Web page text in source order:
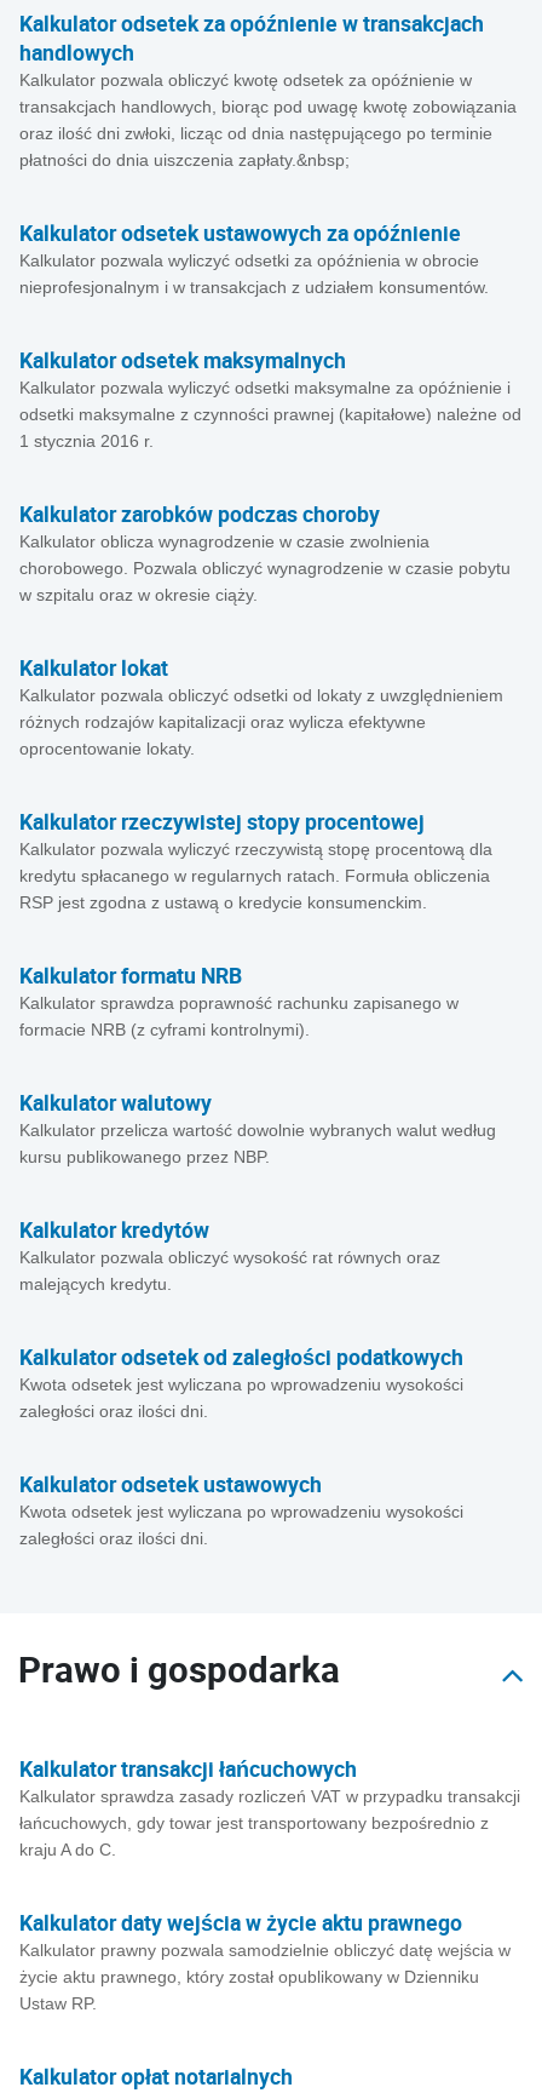
Kalkulator odsetek za opóźnienie w transakcjach
handlowych
Kalkulator pozwala obliczyć kwotę odsetek za opóźnienie w
transakcjach handlowych, biorąc pod uwagę kwotę zobowiązania
oraz ilość dni zwłoki, licząc od dnia następującego po terminie
płatności do dnia uiszczenia zapłaty.&nbsp;
Kalkulator odsetek ustawowych za opóźnienie
Kalkulator pozwala wyliczyć odsetki za opóźnienia w obrocie
nieprofesjonalnym i w transakcjach z udziałem konsumentów.
Kalkulator odsetek maksymalnych
Kalkulator pozwala wyliczyć odsetki maksymalne za opóźnienie i
odsetki maksymalne z czynności prawnej (kapitałowe) należne od
1 stycznia 2016 r.
Kalkulator zarobków podczas choroby
Kalkulator oblicza wynagrodzenie w czasie zwolnienia
chorobowego. Pozwala obliczyć wynagrodzenie w czasie pobytu
w szpitalu oraz w okresie ciąży.
Kalkulator lokat
Kalkulator pozwala obliczyć odsetki od lokaty z uwzględnieniem
różnych rodzajów kapitalizacji oraz wylicza efektywne
oprocentowanie lokaty.
Kalkulator rzeczywistej stopy procentowej
Kalkulator pozwala wyliczyć rzeczywistą stopę procentową dla
kredytu spłacanego w regularnych ratach. Formuła obliczenia
RSP jest zgodna z ustawą o kredycie konsumenckim.
Kalkulator formatu NRB
Kalkulator sprawdza poprawność rachunku zapisanego w
formacie NRB (z cyframi kontrolnymi).
Kalkulator walutowy
Kalkulator przelicza wartość dowolnie wybranych walut według
kursu publikowanego przez NBP.
Kalkulator kredytów
Kalkulator pozwala obliczyć wysokość rat równych oraz
malejących kredytu.
Kalkulator odsetek od zaległości podatkowych
Kwota odsetek jest wyliczana po wprowadzeniu wysokości
zaległości oraz ilości dni.
Kalkulator odsetek ustawowych
Kwota odsetek jest wyliczana po wprowadzeniu wysokości
zaległości oraz ilości dni.
Prawo i gospodarka
Kalkulator transakcji łańcuchowych
Kalkulator sprawdza zasady rozliczeń VAT w przypadku transakcji
łańcuchowych, gdy towar jest transportowany bezpośrednio z
kraju A do C.
Kalkulator daty wejścia w życie aktu prawnego
Kalkulator prawny pozwala samodzielnie obliczyć datę wejścia w
życie aktu prawnego, który został opublikowany w Dzienniku
Ustaw RP.
Kalkulator opłat notarialnych